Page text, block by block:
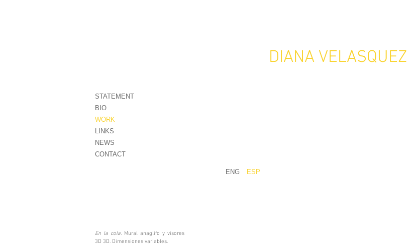
DIANA VELASQUEZ
STATEMENT
BIO
WORK
LINKS
NEWS
CONTACT
ENG ESP
En la cola. Mural anaglifo y visores
3D 3D. Dimensiones variables.